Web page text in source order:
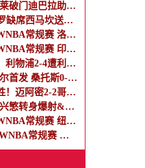
2026年08月05日 友谊赛-苏莱破门迪巴拉助攻 罗马4-1纽波特郡
2026年08月05日 友谊赛-C罗缺席西马坎送点 胜利0-2不敌阿尔梅里亚
2026年08月03日 08月03日WNBA常规赛 洛杉矶火花106-101波特兰火焰 全场集锦
2026年08月03日 08月03日WNBA常规赛 印第安纳狂热100-108明尼苏达山猫 全场集锦
2026年08月03日 连丢四球！利物浦2-4遭利兹联逆转 维尔茨钱伯斯破门凯尔凯兹失误
2026年08月02日 巴甲-内马尔首发 桑托斯0-0瑞模贝雷
2026年08月02日 无缘七连胜！迈阿密2-2哥伦布 苏牙传射卡塞米罗乌龙梅西替补登场
2026年08月02日 美职联-孙兴慜转身爆射&穆勒点射破门 温哥华白浪1-1洛杉矶
2026年08月02日 08月02日WNBA常规赛 纽约自由人94-92菲尼克斯水星 全场集锦
2026年08月02日 08月02日 WNBA常规赛 拉斯维加斯王牌83-84芝加哥天空 全场集锦